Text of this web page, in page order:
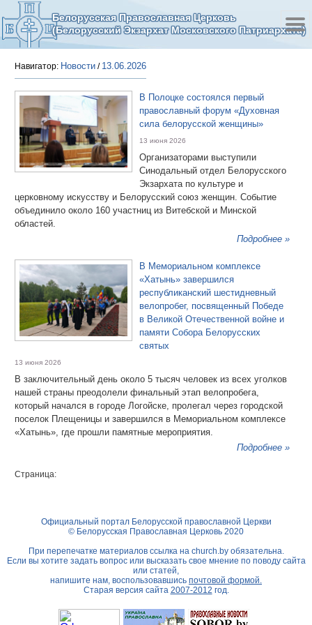
Белорусская Православная Церковь
(Белорусский Экзархат Московского Патриархата)
Навигатор: Новости / 13.06.2026
В Полоцке состоялся первый
православный форум «Духовная
сила белорусской женщины»
13 июня 2026
Организаторами выступили
Синодальный отдел Белорусского
Экзархата по культуре и
церковному искусству и Белорусский союз женщин. Событие
объединило около 160 участниц из Витебской и Минской
областей.
Подробнее »
В Мемориальном комплексе
«Хатынь» завершился
республиканский шестидневный
велопробег, посвященный Победе
в Великой Отечественной войне и
памяти Собора Белорусских
святых
13 июня 2026
В заключительный день около 5 тысяч человек из всех уголков
нашей страны преодолели финальный этап велопробега,
который начался в городе Логойске, пролегал через городской
поселок Плещеницы и завершился в Мемориальном комплексе
«Хатынь», где прошли памятные мероприятия.
Подробнее »
Страница:
Официальный портал Белорусской православной Церкви
© Белорусская Православная Церковь 2020
При перепечатке материалов ссылка на church.byобязательна.
Если вы хотите задать вопрос или высказать свое мнение по поводу сайта
или статей,
напишите нам, воспользовавшись почтовой формой.
Старая версия сайта 2007-2012 год.